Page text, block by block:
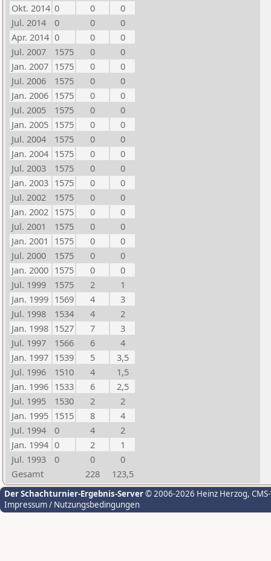
Okt. 2014 0 0
0
Jul. 2014
0 0
0
Apr. 2014 0 0
0
Jul. 2007
1575 0
0
Jan. 2007 1575 0
0
Jul. 2006
1575 0
0
Jan. 2006 1575 0
0
Jul. 2005
1575 0
0
Jan. 2005 1575 0
0
Jul. 2004
1575 0
0
Jan. 2004 1575 0
0
Jul. 2003
1575 0
0
Jan. 2003 1575 0
0
Jul. 2002
1575 0
0
Jan. 2002 1575 0
0
Jul. 2001
1575 0
0
Jan. 2001
1575 0
0
Jul. 2000
1575 0
0
Jan. 2000 1575 0
0
Jul. 1999
1575 2
1
Jan. 1999 1569 4
3
Jul. 1998
1534 4
2
Jan. 1998 1527 7
3
Jul. 1997
1566 6
4
Jan. 1997 1539 5
3,5
Jul. 1996
1510 4
1,5
Jan. 1996 1533 6
2,5
Jul. 1995
1530 2
2
Jan. 1995 1515 8
4
Jul. 1994
0 4
2
Jan. 1994 0 2
1
Jul. 1993
0 0
0
Gesamt
228 123,5
Der Schachturnier-Ergebnis-Server© 2006-2026 Heinz Herzog,
Impressum / Nutzungsbedingungen